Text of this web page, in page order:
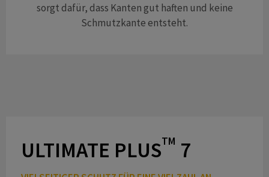
sorgt dafür, dass Kanten gut haften und keine
Schmutzkante entsteht.
ULTIMATE PLUSTM 7